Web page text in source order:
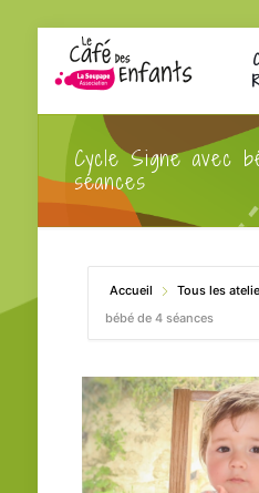
Cycle Signe avec
séances
Accueil Tous les
bébé de 4 séances